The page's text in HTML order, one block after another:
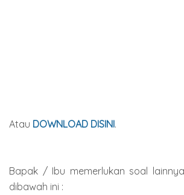
Atau DOWNLOAD DISINI.
Bapak / Ibu memerlukan soal
dibawah ini :